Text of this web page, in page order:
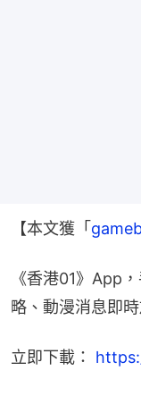
【本文獲「
《香港01》App
略、動漫消息即時
立即下載：